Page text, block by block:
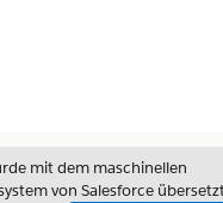
mit dem maschinellen
von Salesforce